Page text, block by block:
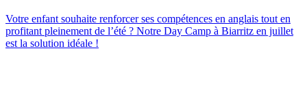
Votre enfant souhaite renforcer ses compétences en anglais tout en
profitant pleinement de l’été ? Notre Day Camp à Biarritz en juillet
est la solution idéale !